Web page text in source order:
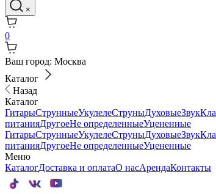
×
0
Ваш город: Москва
Каталог
Назад
Каталог
ГитарыСтрунныеУкулелеСтруныДуховыеЗвук
питанияДругоеНе определенныеУцененные
ГитарыСтрунныеУкулелеСтруныДуховыеЗвук
питанияДругоеНе определенныеУцененные
Меню
КаталогДоставка и оплатаО насАрендаКонтакты